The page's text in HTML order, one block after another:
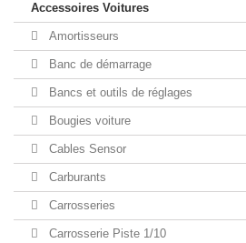
Accessoires Voitures
Amortisseurs
Banc de démarrage
Bancs et outils de réglages
Bougies voiture
Cables Sensor
Carburants
Carrosseries
Carrosserie Piste 1/10